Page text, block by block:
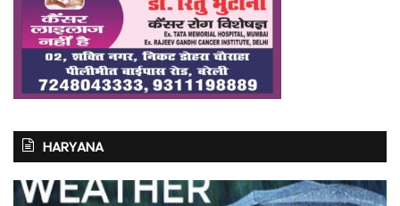
HARYANA